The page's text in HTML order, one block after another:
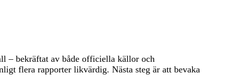
– bekräftat av både officiella källor och
flera rapporter likvärdig. Nästa steg är att bevaka